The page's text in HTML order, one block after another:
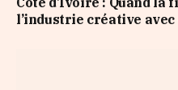
l’industrie créative